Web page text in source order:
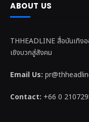
ABOUT US
THHEADLINE สื่อบันเทิง
เชิงบวกสู่สังคม
Email Us:
Contact: +66 0